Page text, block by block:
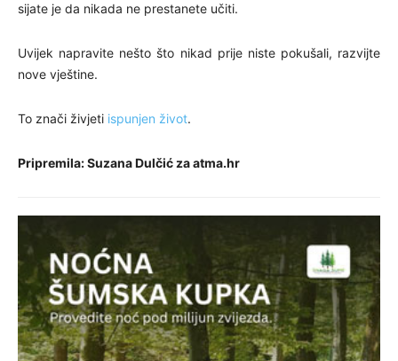
sijate je da nikada ne prestanete učiti.
Uvijek napravite nešto što nikad prije niste pokušali, razvijte
nove vještine.
To znači živjeti ispunjen život.
Pripremila: Suzana Dulčić za atma.hr